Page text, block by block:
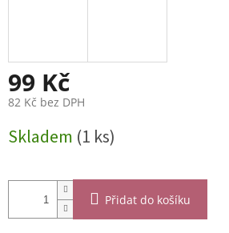
99 Kč
82 Kč bez DPH
cena:
Skladem (1 ks)
Přidat do košíku